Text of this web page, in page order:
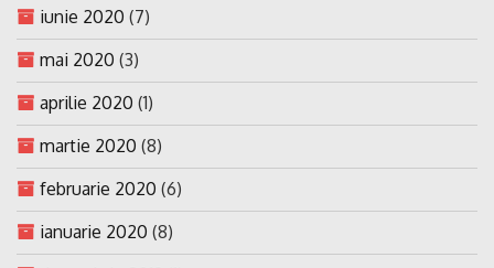
iunie 2020 (7)
mai 2020 (3)
aprilie 2020 (1)
martie 2020 (8)
februarie 2020 (6)
ianuarie 2020 (8)